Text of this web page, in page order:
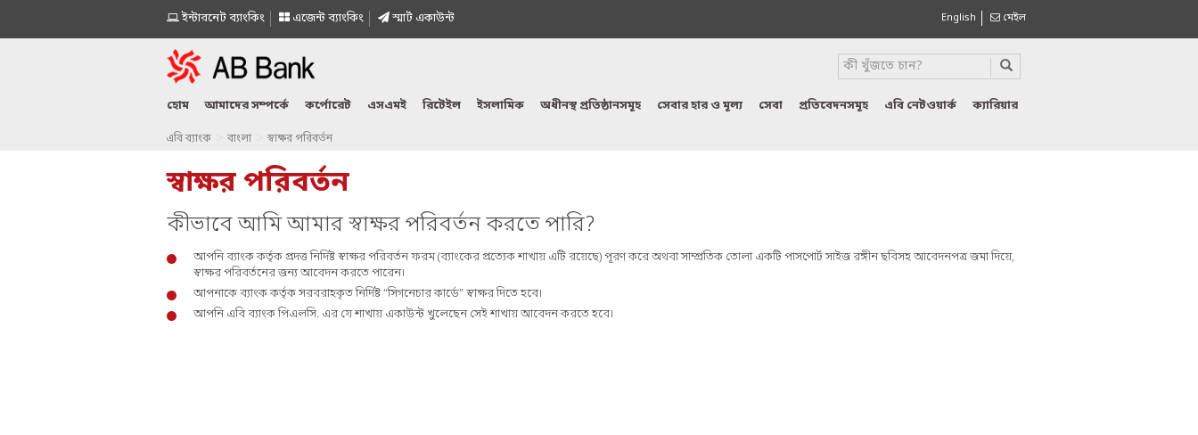
ইন্টারনেট ব্যাংকিং এজেন্ট ব্যাংকিং স্মাৰ্ট একাউন্ট English মেইল
হোম আমাদের সম্পর্কে কর্পোরেট এসএমই রিটেইল ইসলামিক অধীনস্থ প্রতিষ্ঠানসমূহ সেবার হার ও মূল্য সেবা প্রতিবেদনসমূহ এবি নেটওয়ার্ক ক্যারিয়ার
এবি ব্যাংক বাংলা স্বাক্ষর পরিবর্তন
স্বাক্ষর পরিবর্তন
কীভাবে আমি আমার স্বাক্ষর পরিবর্তন করতে পারি?
আপনি ব্যাংক কর্তৃক প্রদত্ত নির্দিষ্ট স্বাক্ষর পরিবর্তন ফরম (ব্যাংকের প্রত্যেক শাখায় এটি রয়েছে) পূরণ করে অথবা সাম্প্রতিক তোলা একটি পাসপোর্ট সাইজ রঙ্গীন ছবিসহ আবেদনপত্র জমা দিয়ে,
স্বাক্ষর পরিবর্তনের জন্য আবেদন করতে পারেন।
আপনাকে ব্যাংক কর্তৃক সরবরাহকৃত নির্দিষ্ট “সিগনেচার কার্ডে” স্বাক্ষর দিতে হবে।
আপনি এবি ব্যাংক পিএলসি. এর যে শাখায় একাউন্ট খুলেছেন সেই শাখায় আবেদন করতে হবে।